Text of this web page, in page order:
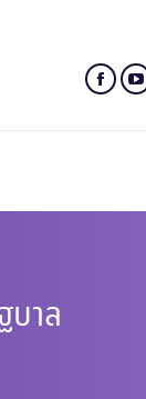
าล